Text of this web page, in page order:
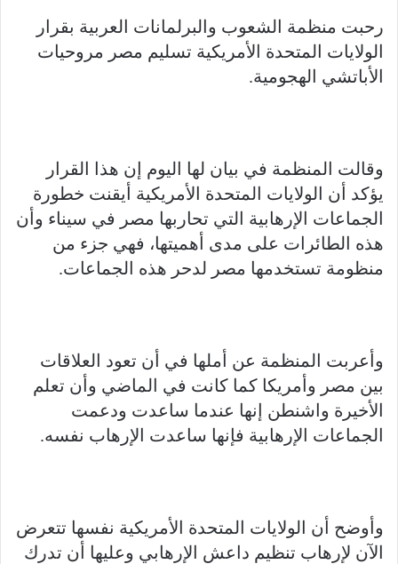
رحبت منظمة الشعوب والبرلمانات العربية بقرار
الولايات المتحدة الأمريكية تسليم مصر مروحيات
الأباتشي الهجومية.
وقالت المنظمة في بيان لها اليوم إن هذا القرار
يؤكد أن الولايات المتحدة الأمريكية أيقنت خطورة
الجماعات الإرهابية التي تحاربها مصر في سيناء وأن
هذه الطائرات على مدى أهميتها، فهي جزء من
منظومة تستخدمها مصر لدحر هذه الجماعات.
وأعربت المنظمة عن أملها في أن تعود العلاقات
بين مصر وأمريكا كما كانت في الماضي وأن تعلم
الأخيرة واشنطن إنها عندما ساعدت ودعمت
الجماعات الإرهابية فإنها ساعدت الإرهاب نفسه.
وأوضح أن الولايات المتحدة الأمريكية نفسها تتعرض
الآن لإرهاب تنظيم داعش الإرهابي وعليها أن تدرك